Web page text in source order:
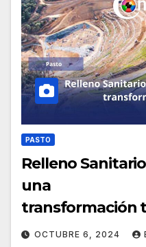
PASTO
Relleno
una
transformación
OCTUBRE 6, 2024